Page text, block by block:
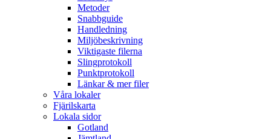
Metoder
Snabbguide
Handledning
Miljöbeskrivning
Viktigaste filerna
Slingprotokoll
Punktprotokoll
Länkar & mer filer
Våra lokaler
Fjärilskarta
Lokala sidor
Gotland